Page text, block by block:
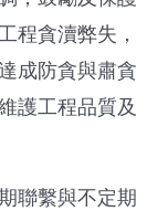
程貪瀆弊失，
成防貪與肅貪
護工程品質及
聯繫與不定期